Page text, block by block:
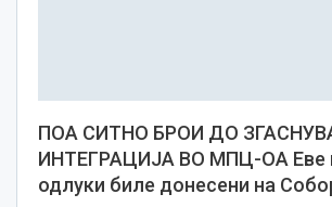
ПОА СИТНО БРОИ ДО
ИНТЕГРАЦИЈА ВО МПЦ-ОА Еве
одлуки биле донесени на